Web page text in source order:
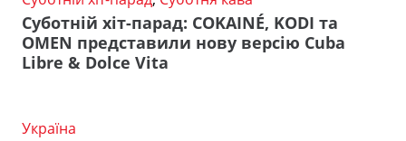
Суботній хіт-парад: COKAINÉ, KODI та
OMEN представили нову версію Cuba
Libre & Dolce Vita
Україна